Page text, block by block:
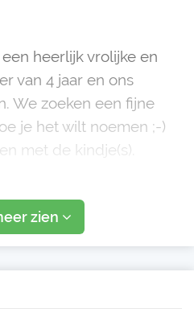
heerlijk vrolijke en
van 4 jaar en ons
We zoeken een fijne
je het wilt noemen ;-)
met de kindje(s).
ochtenden of middagen
met het bos om de
zien